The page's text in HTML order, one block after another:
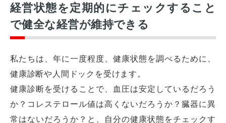
経営状態を定期的にチェックすること
で健全な経営が維持できる
私たちは、年に一度程度、健康状態を調べるために、
健康診断や人間ドックを受けます。
健康診断を受けることで、血圧は安定しているだろう
か？コレステロール値は高くないだろうか？臓器に異
常はないだろうか？と、自分の健康状態をチェックす